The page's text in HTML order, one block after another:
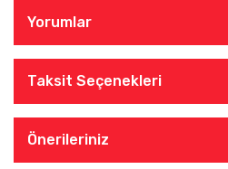
Yorumlar
Taksit Seçenekleri
Önerileriniz